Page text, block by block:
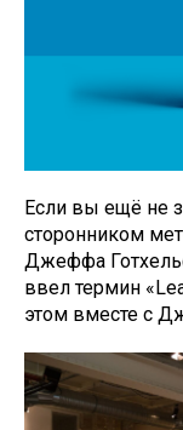
Если вы ещё не
сторонником
Джеффа
ввел термин
этом вместе с